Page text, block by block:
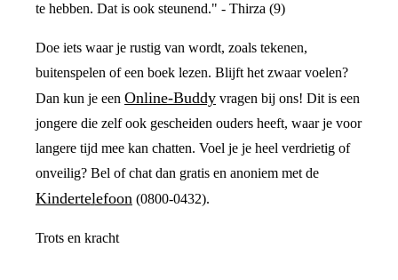
te hebben. Dat is ook steunend." - Thirza (9)
Doe iets waar je rustig van wordt, zoals tekenen,
buitenspelen of een boek lezen. Blijft het zwaar voelen?
Dan kun je een Online-Buddy vragen bij ons! Dit is een
jongere die zelf ook gescheiden ouders heeft, waar je voor
langere tijd mee kan chatten. Voel je je heel verdrietig of
onveilig? Bel of chat dan gratis en anoniem met de
Kindertelefoon (0800-0432).
Trots en kracht